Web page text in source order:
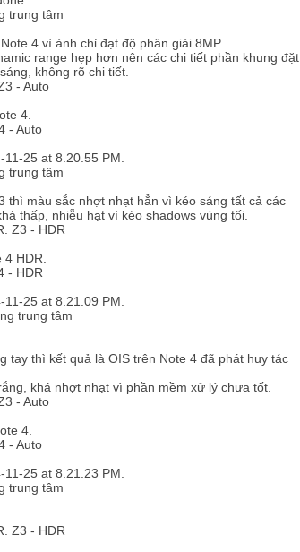
trung tâm​
4 vì ảnh chỉ đạt độ phân giải 8MP.
range hẹp hơn nên các chi tiết phần khung đặt
không rõ chi tiết.
- Auto​
- Auto
trung tâm​
thì màu sắc nhợt nhạt hẳn vì kéo sáng tất cả các
thấp, nhiễu hạt vì kéo shadows vùng tối.
Z3 - HDR​
- HDR
trung tâm
tay thì kết quả là OIS trên Note 4 đã phát huy tác
khá nhợt nhạt vì phần mềm xử lý chưa tốt.
- Auto​
- Auto
trung tâm​
Z3 - HDR​